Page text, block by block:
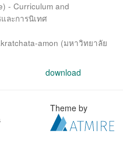
- Curriculum and
ละการนิเทศ
amon (มหาวิทยาลัย
download
Theme by